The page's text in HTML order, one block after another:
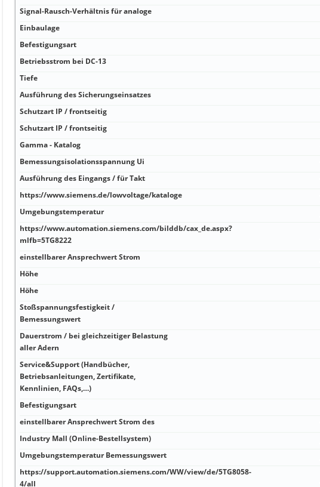
Signal-Rausch-Verhältnis für analoge
Einbaulage
Befestigungsart
Betriebsstrom bei DC-13
Tiefe
Ausführung des Sicherungseinsatzes
Schutzart IP / frontseitig
Schutzart IP / frontseitig
Gamma - Katalog
Bemessungsisolationsspannung Ui
Ausführung des Eingangs / für Takt
https://www.siemens.de/lowvoltage/kataloge
Umgebungstemperatur
https://www.automation.siemens.com/bilddb/cax_de.aspx?
mlfb=5TG8222
einstellbarer Ansprechwert Strom
Höhe
Höhe
Stoßspannungsfestigkeit /
Bemessungswert
Dauerstrom / bei gleichzeitiger Belastung
aller Adern
Service&Support (Handbücher,
Betriebsanleitungen, Zertifikate,
Kennlinien, FAQs,…)
Befestigungsart
einstellbarer Ansprechwert Strom des
Industry Mall (Online-Bestellsystem)
Umgebungstemperatur Bemessungswert
https://support.automation.siemens.com/WW/view/de/5TG8058-
4/all